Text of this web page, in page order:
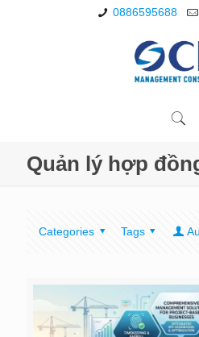
0886595688
Quản lý hợp
Categories Tags